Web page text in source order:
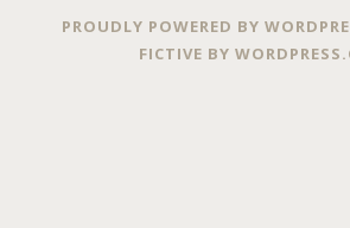
PROUDLY POWERED BY
FICTIVE BY